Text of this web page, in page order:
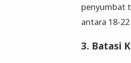
penyumbat
antara 18-
3. Batasi